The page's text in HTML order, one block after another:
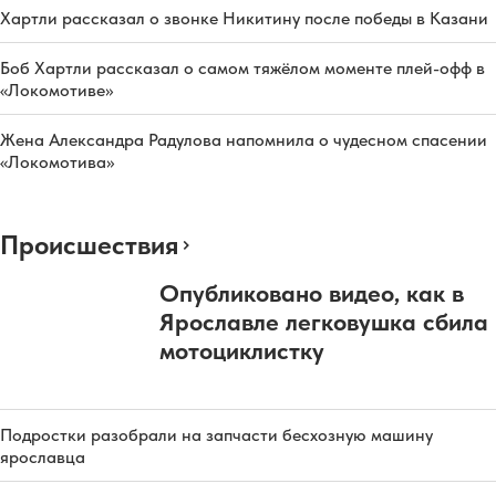
Хартли рассказал о звонке Никитину после победы в Казани
Боб Хартли рассказал о самом тяжёлом моменте плей-офф в
«Локомотиве»
Жена Александра Радулова напомнила о чудесном спасении
«Локомотива»
Происшествия
Опубликовано видео, как в
Ярославле легковушка сбила
мотоциклистку
Подростки разобрали на запчасти бесхозную машину
ярославца